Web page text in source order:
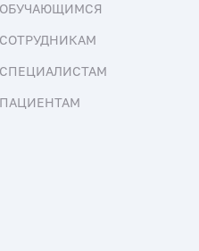
ОБУЧАЮЩИМСЯ
СОТРУДНИКАМ
СПЕЦИАЛИСТАМ
ПАЦИЕНТАМ